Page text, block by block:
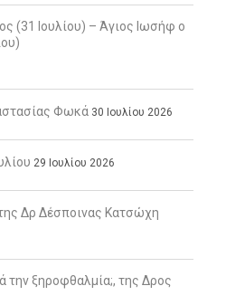
(31 Ιουλίου) – Άγιος Ιωσήφ ο
Φωκά 30 Ιουλίου 2026
29 Ιουλίου 2026
Δρ Δέσποινας Κατσώχη
την ξηροφθαλμία;, της Δρος